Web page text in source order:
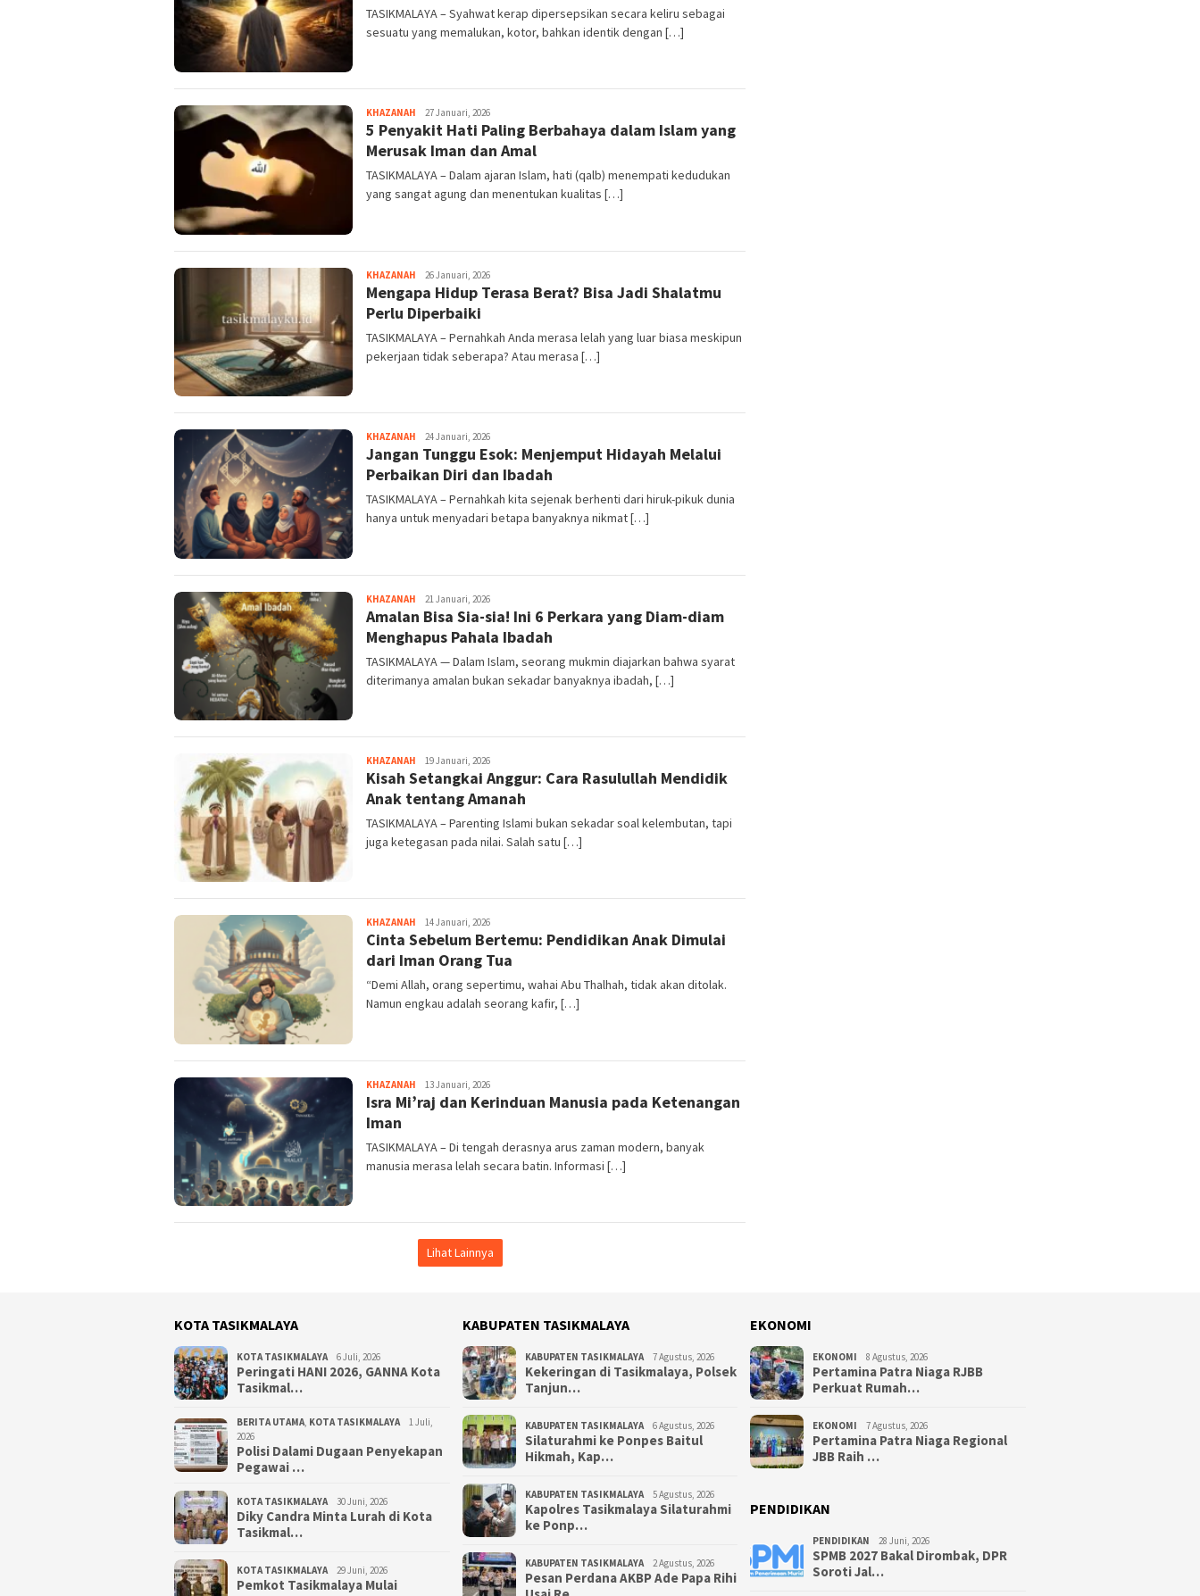
TASIKMALAYA – Syahwat kerap dipersepsikan secara keliru sebagai
sesuatu yang memalukan, kotor, bahkan identik dengan […]
KHAZANAH Tim
Redaksi
27 Januari, 2026
5 Penyakit Hati Paling Berbahaya dalam Islam yang
Merusak Iman dan Amal
TASIKMALAYA – Dalam ajaran Islam, hati (qalb) menempati kedudukan
yang sangat agung dan menentukan kualitas […]
KHAZANAH Tim
Redaksi
26 Januari, 2026
Mengapa Hidup Terasa Berat? Bisa Jadi Shalatmu
Perlu Diperbaiki
TASIKMALAYA – Pernahkah Anda merasa lelah yang luar biasa meskipun
pekerjaan tidak seberapa? Atau merasa […]
KHAZANAH Tim
Redaksi
24 Januari, 2026
Jangan Tunggu Esok: Menjemput Hidayah Melalui
Perbaikan Diri dan Ibadah
TASIKMALAYA – ​Pernahkah kita sejenak berhenti dari hiruk-pikuk dunia
hanya untuk menyadari betapa banyaknya nikmat […]
KHAZANAH Tim
Redaksi
21 Januari, 2026
Amalan Bisa Sia-sia! Ini 6 Perkara yang Diam-diam
Menghapus Pahala Ibadah
TASIKMALAYA — Dalam Islam, seorang mukmin diajarkan bahwa syarat
diterimanya amalan bukan sekadar banyaknya ibadah, […]
KHAZANAH Tim
Redaksi
19 Januari, 2026
Kisah Setangkai Anggur: Cara Rasulullah Mendidik
Anak tentang Amanah
TASIKMALAYA – Parenting Islami bukan sekadar soal kelembutan, tapi
juga ketegasan pada nilai. Salah satu […]
KHAZANAH Tim
Redaksi
14 Januari, 2026
Cinta Sebelum Bertemu: Pendidikan Anak Dimulai
dari Iman Orang Tua
“Demi Allah, orang sepertimu, wahai Abu Thalhah, tidak akan ditolak.
Namun engkau adalah seorang kafir, […]
KHAZANAH Tim
Redaksi
13 Januari, 2026
Isra Mi’raj dan Kerinduan Manusia pada Ketenangan
Iman
TASIKMALAYA – Di tengah derasnya arus zaman modern, banyak
manusia merasa lelah secara batin. Informasi […]
Lihat Lainnya
KOTA TASIKMALAYA
KOTA TASIKMALAYA 6 Juli, 2026
Peringati HANI 2026, GANNA Kota
Tasikmal…
BERITA UTAMA, KOTA TASIKMALAYA
1 Juli,
2026
Polisi Dalami Dugaan Penyekapan
Pegawai …
KOTA TASIKMALAYA 30 Juni, 2026
Diky Candra Minta Lurah di Kota
Tasikmal…
KOTA TASIKMALAYA 29 Juni, 2026
Pemkot Tasikmalaya Mulai
KABUPATEN TASIKMALAYA
KABUPATEN TASIKMALAYA 7 Agustus, 2026
Kekeringan di Tasikmalaya, Polsek
Tanjun…
KABUPATEN TASIKMALAYA 6 Agustus, 2026
Silaturahmi ke Ponpes Baitul
Hikmah, Kap…
KABUPATEN TASIKMALAYA 5 Agustus, 2026
Kapolres Tasikmalaya Silaturahmi
ke Ponp…
KABUPATEN TASIKMALAYA 2 Agustus, 2026
Pesan Perdana AKBP Ade Papa Rihi
EKONOMI
EKONOMI 8 Agustus, 2026
Pertamina Patra Niaga RJBB
Perkuat Rumah…
EKONOMI 7 Agustus, 2026
Pertamina Patra Niaga Regional
JBB Raih …
PENDIDIKAN
PENDIDIKAN 28 Juni, 2026
SPMB 2027 Bakal Dirombak, DPR
Soroti Jal…